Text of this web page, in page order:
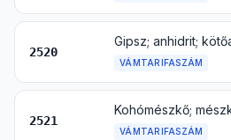
2520
VÁMTARIFASZÁM
2521
VÁMTARIFASZÁM